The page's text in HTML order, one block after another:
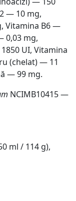
— 10 mg,
Vitamina B6 —
0,03 mg,
UI, Vitamina
(chelat) — 11
— 99 mg.
NCIMB10415 —
ml / 114 g),